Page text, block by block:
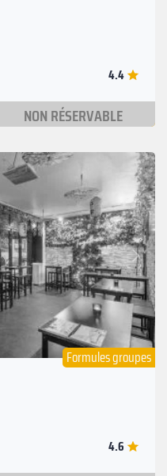
4.4
NON RÉSERVABLE
Suivant
Formules groupes
4.6